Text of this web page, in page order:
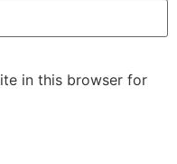
in this browser for